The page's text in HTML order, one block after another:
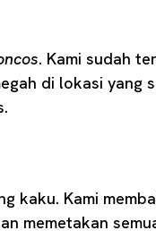
. Kami sudah
di lokasi yang
kaku. Kami
memetakan